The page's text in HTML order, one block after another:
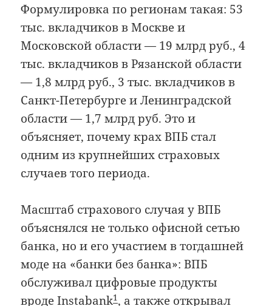
Формулировка по регионам такая: 53
тыс. вкладчиков в Москве и
Московской области — 19 млрд руб., 4
тыс. вкладчиков в Рязанской области
— 1,8 млрд руб., 3 тыс. вкладчиков в
Санкт-Петербурге и Ленинградской
области — 1,7 млрд руб. Это и
объясняет, почему крах ВПБ стал
одним из крупнейших страховых
случаев того периода.
Масштаб страхового случая у ВПБ
объяснялся не только офисной сетью
банка, но и его участием в тогдашней
моде на «банки без банка»: ВПБ
обслуживал цифровые продукты
вроде Instabank1 , а также открывал